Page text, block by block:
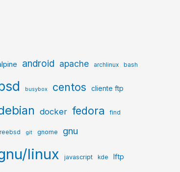
android apache archlinux bash
busybox centos cliente ftp
docker fedora find
git gnome gnu
linux javascript kde lftp